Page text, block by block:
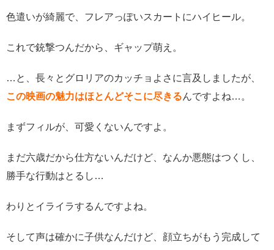
色遣いが綺麗で、フレアっぽいスカートにハイヒール。
これで銃撃つんだから、ギャップ萌え。
…と、長々とグロリアのカッチョよさに言及しましたが、
この映画の魅力はほとんどそこに尽きるんですよね…。
まずフィルが、可愛くないんですよ。
まだ六歳だから仕方ないんだけど、なんか悪態はつくし、
勝手な行動はとるし…
わりとイライラするんですよね。
そして声は確かに子供なんだけど、顔立ちがもう完成して